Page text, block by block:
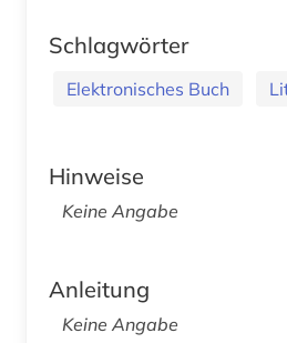
Schlagwörter
Elektronisches Buch
Hinweise
Keine Angabe
Anleitung
Keine Angabe